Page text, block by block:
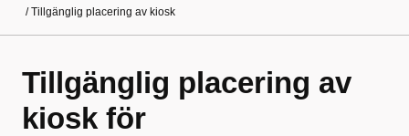
/Tillgänglig placering av kiosk
Tillgänglig placering av
kiosk för